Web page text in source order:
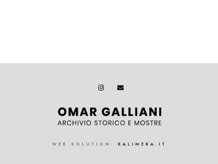
WEB SOLUTION: KALIMERA.IT